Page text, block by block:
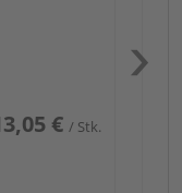
€ / Stk.